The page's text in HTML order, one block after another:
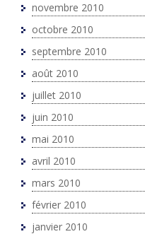
novembre 2010
octobre 2010
septembre 2010
août 2010
juillet 2010
juin 2010
mai 2010
avril 2010
mars 2010
février 2010
janvier 2010